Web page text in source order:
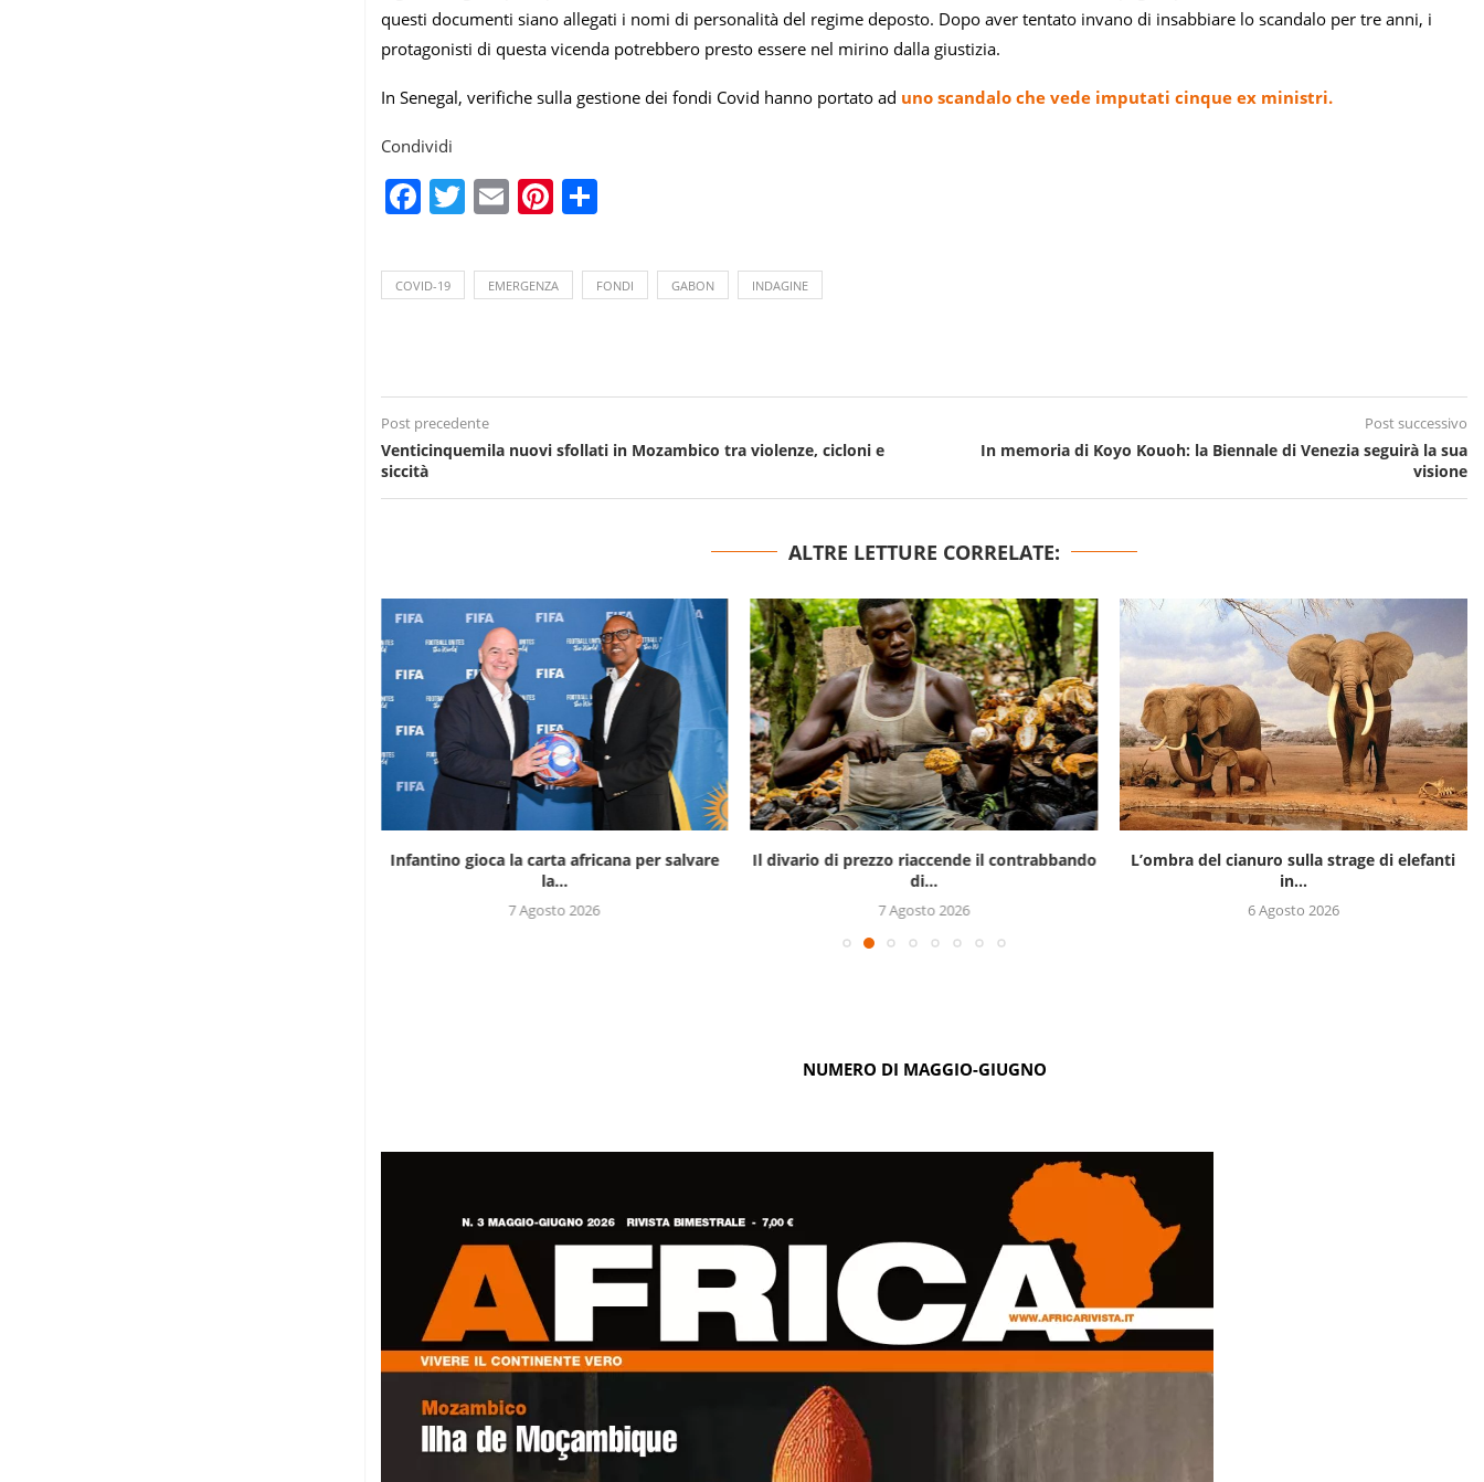
questi documenti siano allegati i nomi di personalità del regime deposto. Dopo aver tentato invano di insabbiare lo scandalo per tre anni, i
protagonisti di questa vicenda potrebbero presto essere nel mirino dalla giustizia.
In Senegal, verifiche sulla gestione dei fondi Covid hanno portato ad uno scandalo che vede imputati cinque ex ministri.
Condividi
Facebook
Twitter
EmailPinterest
COVID-19 EMERGENZA FONDI GABON INDAGINE
Post precedente
Venticinquemila nuovi sfollati in Mozambico tra violenze, cicloni e
siccità
Post successivo
In memoria di Koyo Kouoh: la Biennale di Venezia seguirà la sua
visione
ALTRE LETTURE CORRELATE:
Infantino gioca la carta africana per salvare
la...
7 Agosto 2026
Il divario di prezzo riaccende il contrabbando
di...
7 Agosto 2026
L’ombra del cianuro sulla strage di elefanti
in...
6 Agosto 2026
NUMERO DI MAGGIO-GIUGNO